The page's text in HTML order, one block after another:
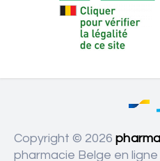
Copyright © 2026 pharma
pharmacie Belge en ligne